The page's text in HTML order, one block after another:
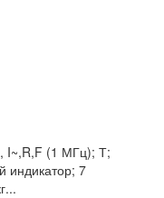
I~,R,F (1 МГц); Т;
индикатор; 7